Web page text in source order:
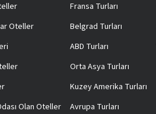
Oteller
Olan Oteller
Fransa Turları
Belgrad Turları
ABD Turları
Orta Asya Turları
Kuzey Amerika Turları
Avrupa Turları